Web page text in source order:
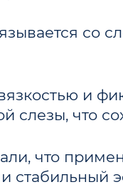
со
и
слезы, что
что